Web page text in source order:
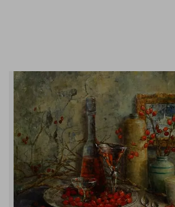
02824 92 97 295